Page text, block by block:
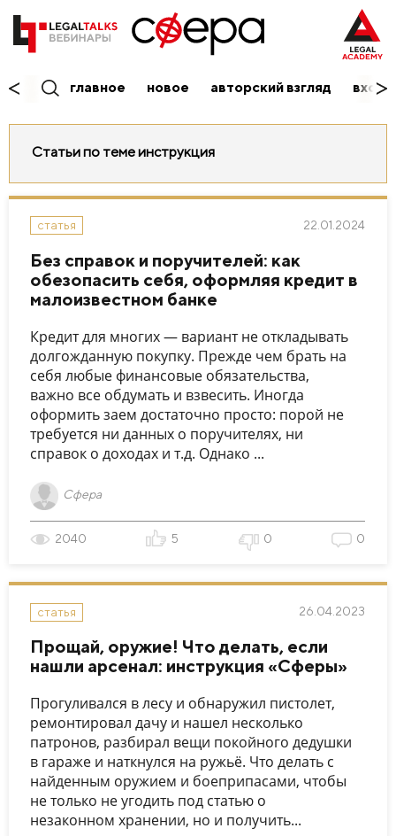
главное новое авторский взгляд вход/
Статьи по теме инструкция
статья 22.01.2024
Без справок и поручителей: как
обезопасить себя, оформляя кредит в
малоизвестном банке
Кредит для многих — вариант не откладывать
долгожданную покупку. Прежде чем брать на
себя любые финансовые обязательства,
важно все обдумать и взвесить. Иногда
оформить заем достаточно просто: порой не
требуется ни данных о поручителях, ни
справок о доходах и т.д. Однако ...
Сфера
2040 5 0 0
статья 26.04.2023
Прощай, оружие! Что делать, если
нашли арсенал: инструкция «Сферы»
Прогуливался в лесу и обнаружил пистолет,
ремонтировал дачу и нашел несколько
патронов, разбирал вещи покойного дедушки
в гараже и наткнулся на ружьё. Что делать с
найденным оружием и боеприпасами, чтобы
не только не угодить под статью о
незаконном хранении, но и получить...